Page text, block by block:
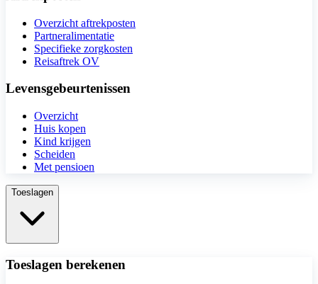
Overzicht aftrekposten
Partneralimentatie
Specifieke zorgkosten
Reisaftrek OV
Levensgebeurtenissen
Overzicht
Huis kopen
Kind krijgen
Scheiden
Met pensioen
Toeslagen
Toeslagen berekenen